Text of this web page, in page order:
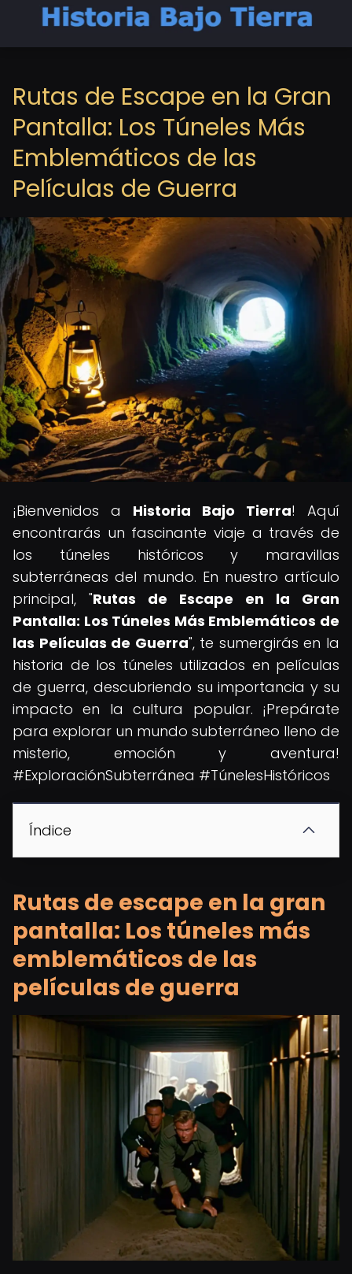
Rutas de Escape en la Gran
Pantalla: Los Túneles Más
Emblemáticos de las
Películas de Guerra
¡Bienvenidos a Historia Bajo Tierra! Aquí
encontrarás un fascinante viaje a través de
los túneles históricos y maravillas
subterráneas del mundo. En nuestro artículo
principal, "Rutas de Escape en la Gran
Pantalla: Los Túneles Más Emblemáticos de
las Películas de Guerra", te sumergirás en la
historia de los túneles utilizados en películas
de guerra, descubriendo su importancia y su
impacto en la cultura popular. ¡Prepárate
para explorar un mundo subterráneo lleno de
misterio, emoción y aventura!
#ExploraciónSubterránea #TúnelesHistóricos
Índice
Rutas de escape en la gran
pantalla: Los túneles más
emblemáticos de las
películas de guerra